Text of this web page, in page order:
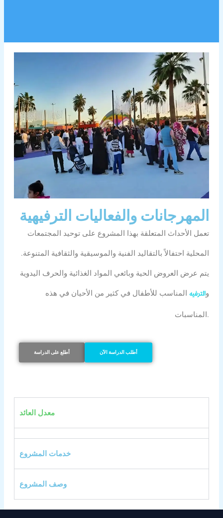
المهرجانات والفعاليات الترفيهية
تعمل الأحداث المتعلقة بهذا المشروع على توحيد المجتمعات
المحلية احتفالاً بالتقاليد الفنية والموسيقية والثقافية المتنوعة.
يتم عرض العروض الحية وبائعي المواد الغذائية والحرف اليدوية
والترفيهالمناسب للأطفال في كثير من الأحيان في هذه
المناسبات.
أطلع على الدراسة أطلب الدراسة الآن
معدل العائد
خدمات المشروع
وصف المشروع